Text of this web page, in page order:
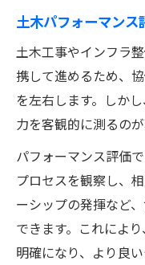
土木パフォーマン
土木工事やインフラ
携して進めるため、
を左右します。しか
力を客観的に測るの
パフォーマンス評価
プロセスを観察し、
ーシップの発揮など
できます。これによ
明確になり、より良